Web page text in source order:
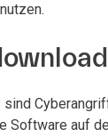
Software auf